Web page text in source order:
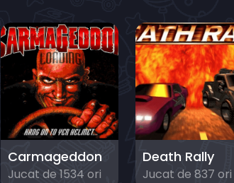
Carmageddon
Jucat de 1534 ori
Death Rally
Jucat de 837 ori